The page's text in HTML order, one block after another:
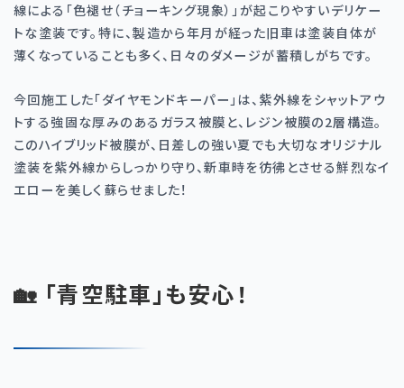
線による「色褪せ（チョーキング現象）」が起こりやすいデリケー
トな塗装です。特に、製造から年月が経った旧車は塗装自体が
薄くなっていることも多く、日々のダメージが蓄積しがちです。
今回施工した「ダイヤモンドキーパー」は、紫外線をシャットアウ
トする強固な厚みのあるガラス被膜と、レジン被膜の2層構造。
このハイブリッド被膜が、日差しの強い夏でも大切なオリジナル
塗装を紫外線からしっかり守り、新車時を彷彿とさせる鮮烈なイ
エローを美しく蘇らせました！
🏡 「青空駐車」も安心！